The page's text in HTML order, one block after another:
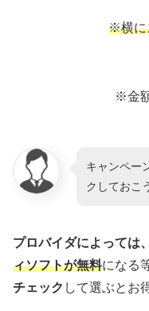
※横に
※金
キャンペー
クしておこ
プロバイダによっては、
ィソフトが無料になる
チェック して選ぶとお